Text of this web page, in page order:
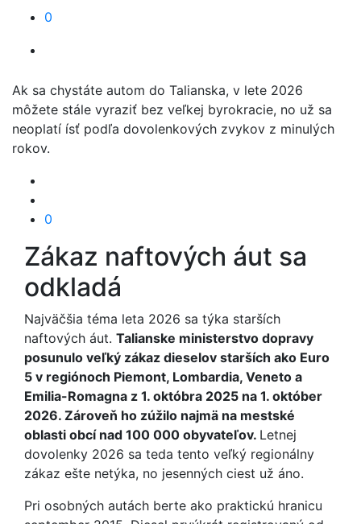
0
Ak sa chystáte autom do Talianska, v lete 2026
môžete stále vyraziť bez veľkej byrokracie, no už sa
neoplatí ísť podľa dovolenkových zvykov z minulých
rokov.
0
Zákaz naftových áut sa
odkladá
Najväčšia téma leta 2026 sa týka starších
naftových áut. Talianske ministerstvo dopravy
posunulo veľký zákaz dieselov starších ako Euro
5 v regiónoch Piemont, Lombardia, Veneto a
Emilia-Romagna z 1. októbra 2025 na 1. október
2026. Zároveň ho zúžilo najmä na mestské
oblasti obcí nad 100 000 obyvateľov. Letnej
dovolenky 2026 sa teda tento veľký regionálny
zákaz ešte netýka, no jesenných ciest už áno.
Pri osobných autách berte ako praktickú hranicu